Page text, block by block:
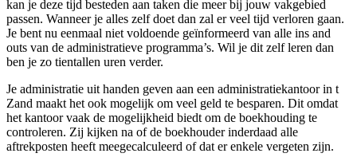
kan je deze tijd besteden aan taken die meer bij jouw vakgebied
passen. Wanneer je alles zelf doet dan zal er veel tijd verloren gaan.
Je bent nu eenmaal niet voldoende geïnformeerd van alle ins and
outs van de administratieve programma’s. Wil je dit zelf leren dan
ben je zo tientallen uren verder.
Je administratie uit handen geven aan een administratiekantoor in t
Zand maakt het ook mogelijk om veel geld te besparen. Dit omdat
het kantoor vaak de mogelijkheid biedt om de boekhouding te
controleren. Zij kijken na of de boekhouder inderdaad alle
aftrekposten heeft meegecalculeerd of dat er enkele vergeten zijn.